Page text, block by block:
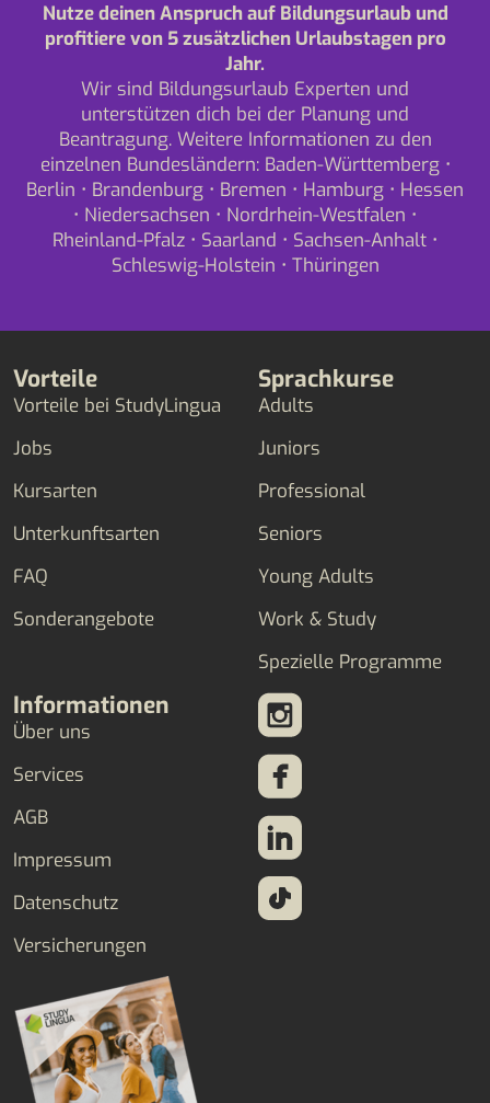
Nutze deinen Anspruch auf Bildungsurlaub und
profitiere von 5 zusätzlichen Urlaubstagen pro
Jahr.
Wir sind Bildungsurlaub Experten und
unterstützen dich bei der Planung und
Beantragung. Weitere Informationen zu den
einzelnen Bundesländern: Baden-Württemberg•
Berlin • Brandenburg • Bremen • Hamburg • Hessen
• Niedersachsen • Nordrhein-Westfalen •
Rheinland-Pfalz • Saarland • Sachsen-Anhalt •
Schleswig-Holstein • Thüringen
Vorteile
Vorteile bei StudyLingua
Jobs
Kursarten
Unterkunftsarten
FAQ
Sonderangebote
Sprachkurse
Adults
Juniors
Professional
Seniors
Young Adults
Work & Study
Spezielle Programme
Informationen
Über uns
Services
AGB
Impressum
Datenschutz
Versicherungen